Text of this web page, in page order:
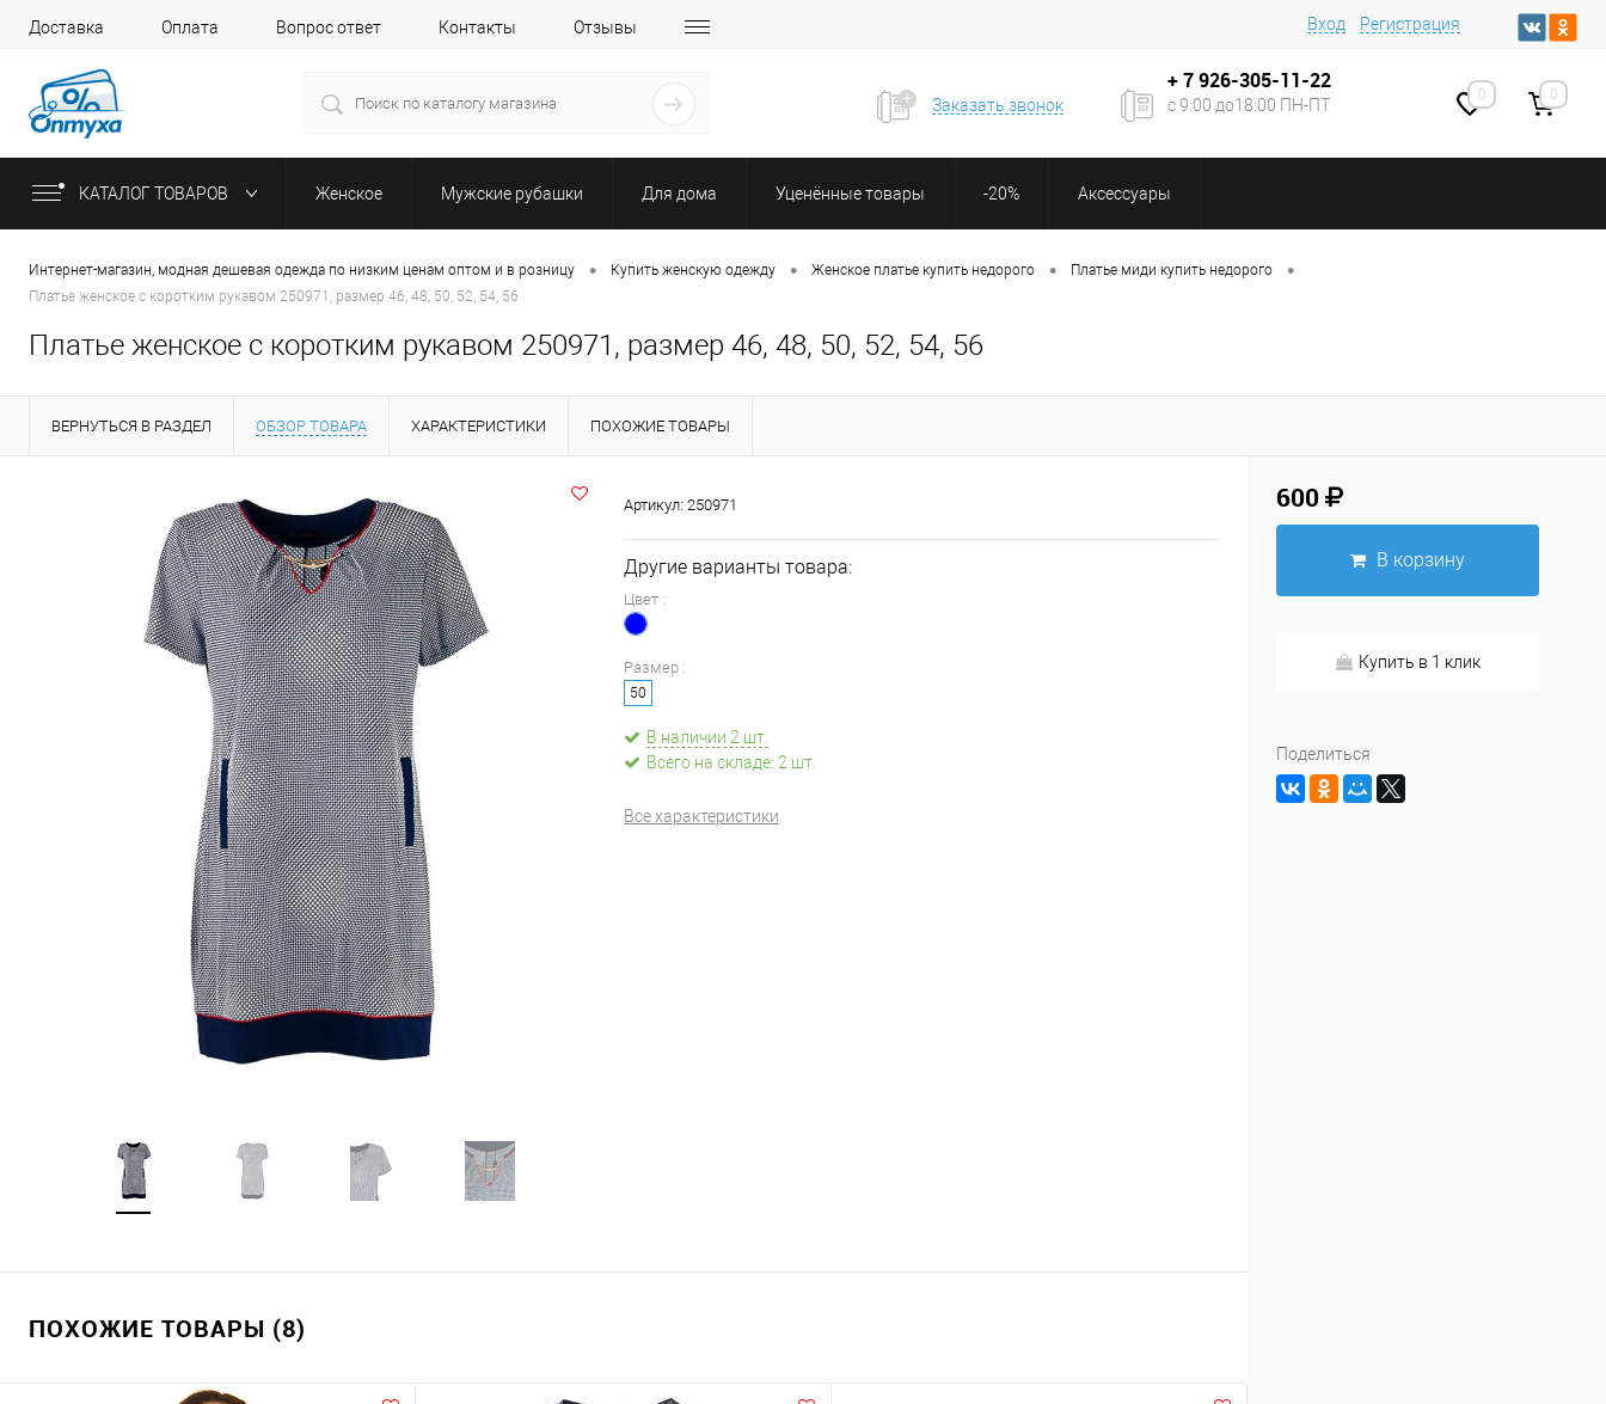
Доставка Оплата Вопрос ответ Контакты Отзывы Вход Регистрация
Заказать звонок
+ 7926-305-11-22
с 9:00 до18:00 ПН-ПТ
0 0
КАТАЛОГ ТОВАРОВ Женское Мужские рубашки Для дома Уценённые товары -20% Аксессуары
Интернет-магазин, модная дешевая одежда по низким ценам оптом и в розницу • Купить женскую одежду • Женское платье купить недорого • Платье миди купить недорого •
Платье женское с коротким рукавом 250971, размер 46, 48, 50, 52, 54, 56
Платье женское с коротким рукавом 250971, размер 46, 48, 50, 52, 54, 56
ВЕРНУТЬСЯ В РАЗДЕЛ ОБЗОР ТОВАРА ХАРАКТЕРИСТИКИ ПОХОЖИЕ ТОВАРЫ
Артикул: 250971
Другие варианты товара:
Цвет :
Размер :
50
В наличии 2 шт.
Всего на складе: 2 шт.
Все характеристики
ПОХОЖИЕ ТОВАРЫ (8)
600
В корзину
Купить в 1 клик
Поделиться